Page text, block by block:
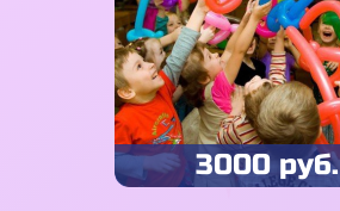
3000 руб.